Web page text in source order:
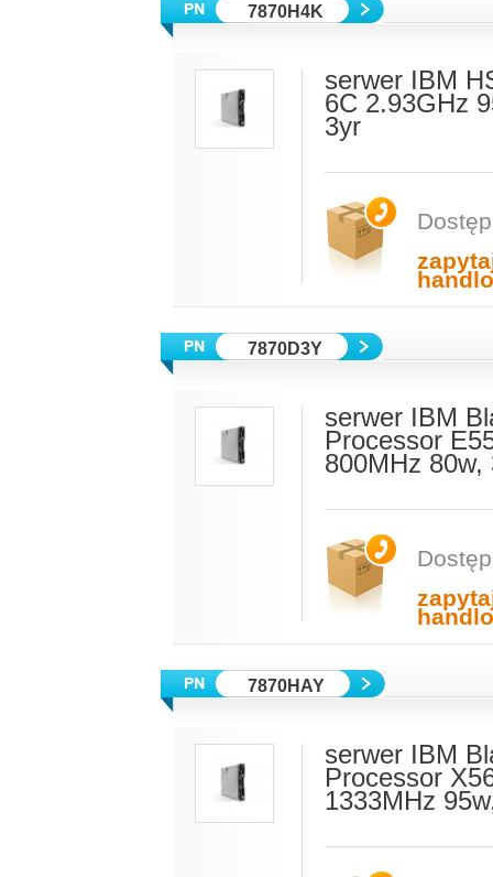
7870H4K
serwer IBM
6C 2.93GHz
3yr
7870D3Y
serwer IBM
Processor
800MHz
7870HAY
serwer IBM
Processor
1333MHz